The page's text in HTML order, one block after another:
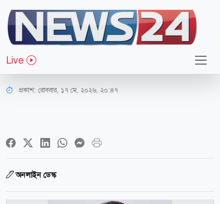
Live
জাতীয়
পেট্রোবাংলার নতুন চেয়ারম্যান মো. আব্দুল
মান্নান
প্রকাশ: রোববার, ১৭ মে, ২০২৬, ২০:৪৭
অনলাইন ডেস্ক